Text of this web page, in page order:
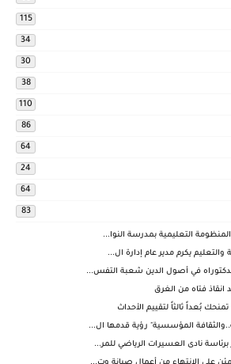
115
34
30
38
110
86
64
24
64
83
المنظومة التعليمية بمدرسة النوا...
والتعليم يكرم مدير عام إدارة ال...
في أصول الدين شعبة التفس...
فتاه من الغرق
بُعداً ثالثاً لتقييم الأحداث
المؤسسية" رؤية قدمها ال...
برئاسة نادى العسيرات الرياضي للمر...